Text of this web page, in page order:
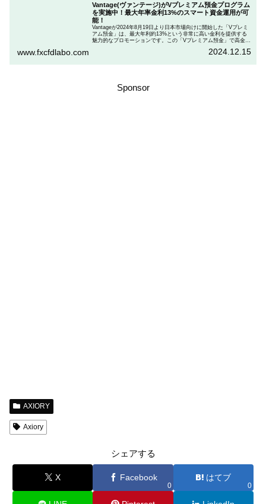
Vantage(ヴァンテージ)がVプレミアム預金プログラム
を実施中！最大年率金利13%のスマート資金運用が可
能！
Vantageが2024年8月19日より日本市場向けに開始した「Vプレミ
アム預金」は、最大年利約13%という非常に高い金利を提供する
魅力的なプロモーションです。この「Vプレミアム預金」で高金利
「Vプレミアム預金」を行いたい人は、この記事をしっかりと読ん
www.fxcfdlabo.com 2024.12.15
Sponsor
AXIORY
Axiory
シェアする
X Facebook
0
はてブ
0